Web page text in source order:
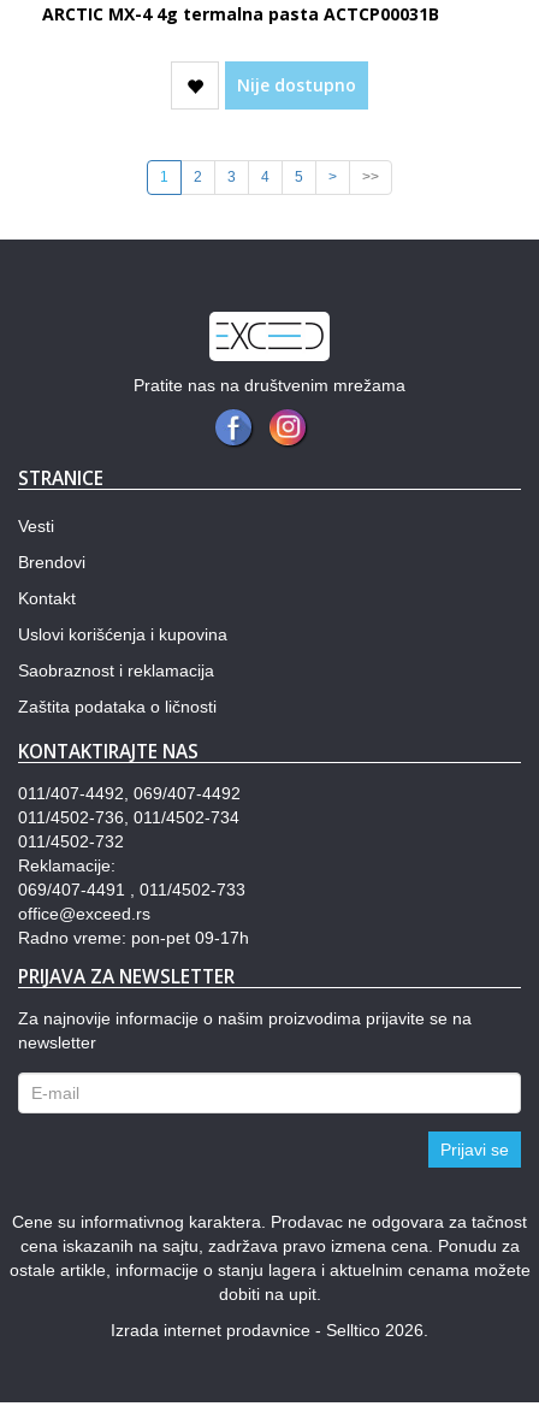
ARCTIC MX-4 4g termalna pasta ACTCP00031B
Nije dostupno
1 2 3 4 5 > >>
Pratite nas na društvenim mrežama
STRANICE
Vesti
Brendovi
Kontakt
Uslovi korišćenja i kupovina
Saobraznost i reklamacija
Zaštita podataka o ličnosti
KONTAKTIRAJTE NAS
011/407-4492, 069/407-4492
011/4502-736, 011/4502-734
011/4502-732
Reklamacije:
069/407-4491 , 011/4502-733
office@exceed.rs
Radno vreme: pon-pet 09-17h
PRIJAVA ZA NEWSLETTER
Za najnovije informacije o našim proizvodima prijavite se na
newsletter
Prijavi se
Cene su informativnog karaktera. Prodavac ne odgovara za tačnost
cena iskazanih na sajtu, zadržava pravo izmena cena. Ponudu za
ostale artikle, informacije o stanju lagera i aktuelnim cenama možete
dobiti na upit.
Izrada internet prodavnice - Selltico 2026.